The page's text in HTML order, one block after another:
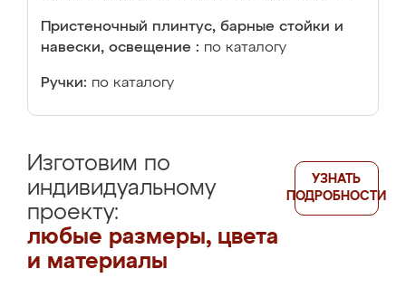
Пристеночный плинтус, барные стойки и
навески, освещение : по каталогу
Ручки: по каталогу
Изготовим по
индивидуальному
проекту:
любые размеры, цвета
и материалы
УЗНАТЬ
ПОДРОБНОСТИ